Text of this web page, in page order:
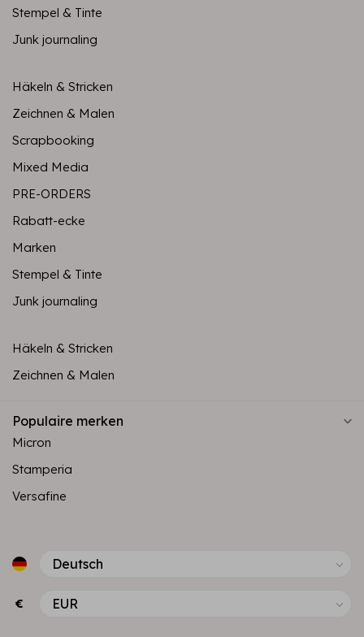
Stempel & Tinte
Junk journaling
Häkeln & Stricken
Zeichnen & Malen
Scrapbooking
Mixed Media
PRE-ORDERS
Rabatt-ecke
Marken
Stempel & Tinte
Junk journaling
Häkeln & Stricken
Zeichnen & Malen
Populaire merken
Micron
Stamperia
Versafine
€